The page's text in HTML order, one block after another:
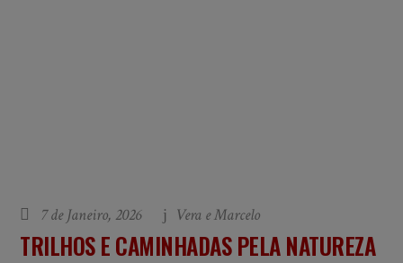
7 de Janeiro, 2026 Vera e Marcelo
TRILHOS E CAMINHADAS PELA NATUREZA